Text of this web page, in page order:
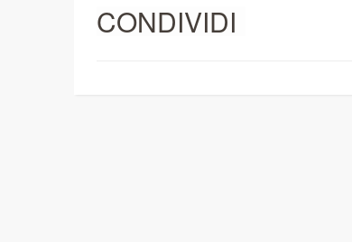
CONDIVIDI